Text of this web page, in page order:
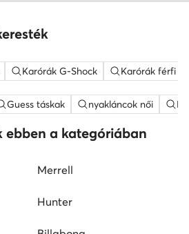
Karórák G-Shock Karórák férfi
Guess táskak nyakláncok női
ebben a kategóriában
Merrell
Hunter